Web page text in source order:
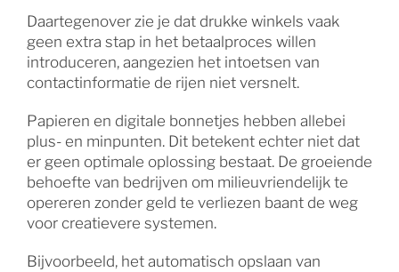
Daartegenover zie je dat drukke winkels vaak
geen extra stap in het betaalproces willen
introduceren, aangezien het intoetsen van
contactinformatie de rijen niet versnelt.
Papieren en digitale bonnetjes hebben allebei
plus- en minpunten. Dit betekent echter niet dat
er geen optimale oplossing bestaat. De groeiende
behoefte van bedrijven om milieuvriendelijk te
opereren zonder geld te verliezen baant de weg
voor creatievere systemen.
Bijvoorbeeld, het automatisch opslaan van